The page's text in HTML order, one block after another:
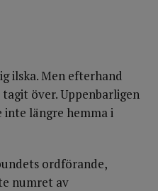
ilska. Men efterhand
över. Uppenbarligen
inte längre hemma i
ordförande,
numret av